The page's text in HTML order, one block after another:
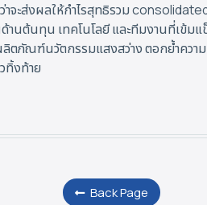
าจะส่งผลให้กำไรสุทธิรวม
ต้นทุน เทคโนโลยี และทีมงานที่เข้มแ
ตภัณฑ์นวัตกรรมแสงสว่าง ตอกย้ำคว
ทิ้งท้าย
Back Page